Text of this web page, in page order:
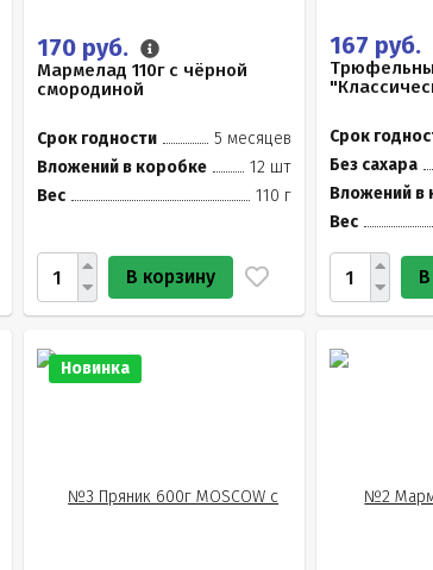
170 руб.
Мармелад 110г с чёрной
смородиной
Срок годности
5 месяцев
Вложений в коробке
12 шт
Вес
110 г
В корзину
167 руб.
Срок
Без сахара
Вложений в
Вес
Новинка